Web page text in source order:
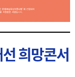
희망콘서